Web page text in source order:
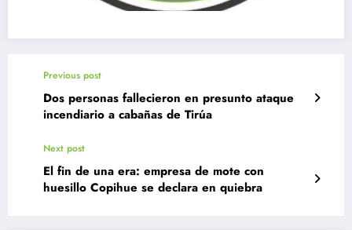
Previous post
Dos personas fallecieron en presunto ataque
incendiario a cabañas de Tirúa
Next post
El fin de una era: empresa de mote con
huesillo Copihue se declara en quiebra